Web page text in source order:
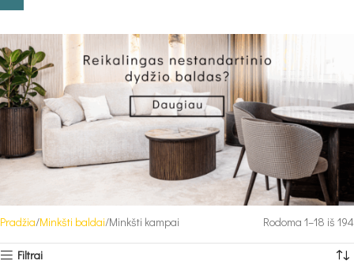
Pradžia Minkšti baldai Minkšti kampai Rodoma 1–18 iš 194
Filtrai